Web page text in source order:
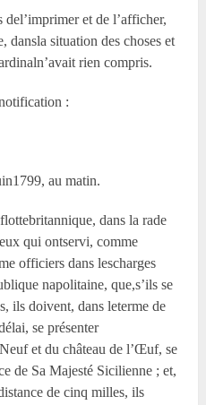
et de l’afficher,
dansla situation des choses et
rien compris.
:
au matin.
dans la rade
qui ontservi, comme
officiers dans lescharges
napolitaine, que,s’ils se
ils doivent, dans leterme de
se présenter
et du château de l’Œuf, se
de Sa Majesté Sicilienne ; et,
de cinq milles, ils